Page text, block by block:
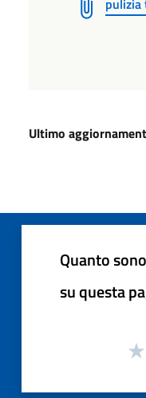
Ultimo
Quanto
su questa